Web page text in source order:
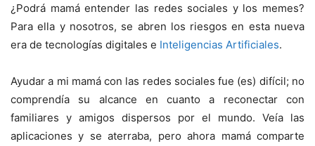
¿Podrá mamá entender las redes sociales y los memes?
Para ella y nosotros, se abren los riesgos en esta nueva
era de tecnologías digitales e Inteligencias Artificiales.
Ayudar a mi mamá con las redes sociales fue (es) difícil; no
comprendía su alcance en cuanto a reconectar con
familiares y amigos dispersos por el mundo. Veía las
aplicaciones y se aterraba, pero ahora mamá comparte